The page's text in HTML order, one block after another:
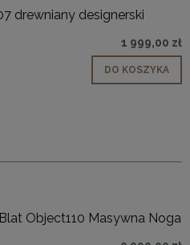
drewniany designerski
1 999,00 zł
DO KOSZYKA
Object110 Masywna Noga